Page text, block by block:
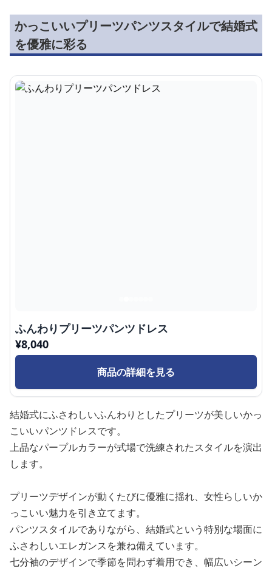
かっこいいプリーツパンツスタイルで結婚式
を優雅に彩る
ふんわりプリーツパンツドレス
¥8,040
商品の詳細を見る
結婚式にふさわしいふんわりとしたプリーツが美しいかっ
こいいパンツドレスです。
上品なパープルカラーが式場で洗練されたスタイルを演出
します。
プリーツデザインが動くたびに優雅に揺れ、女性らしいか
っこいい魅力を引き立てます。
パンツスタイルでありながら、結婚式という特別な場面に
ふさわしいエレガンスを兼ね備えています。
七分袖のデザインで季節を問わず着用でき、幅広いシーン